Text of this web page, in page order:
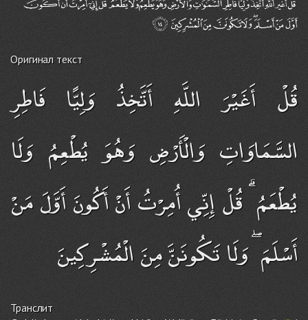
Оригинал текст
قُلْ أَغَيْرَ اللَّهِ أَتَّخِذُ وَلِيًّا فَاطِرِ
السَّمَاوَاتِ وَالْأَرْضِ وَهُوَ يُطْعِمُ وَلَا
يُطْعَمُ ۗ قُلْ إِنِّي أُمِرْتُ أَنْ أَكُونَ أَوَّلَ مَنْ
أَسْلَمَ ۖ وَلَا تَكُونَنَّ مِنَ الْمُشْرِكِينَ
Транслит